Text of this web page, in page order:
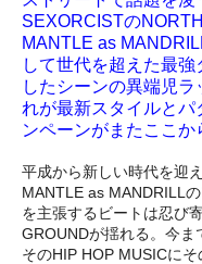
SEXORCISTの
MANTLE as
して世代を超えた最
したシーンの異端児
れが最新スタイルとパ
ンペーンがまたここか
平成から新しい時代を迎
MANTLE as MANDRILL
を主張するビートは忍び
GROUNDが揺れる。今ま
そのHIP HOP MUSICに